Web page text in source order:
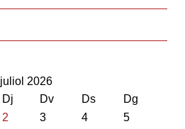
juliol 2026
Dj Dv Ds
Dg
2 3 4
5